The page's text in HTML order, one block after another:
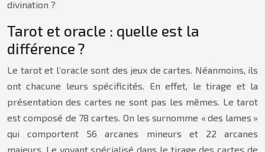
divination ?
Tarot et oracle : quelle est la
différence ?
Le tarot et l’oracle sont des jeux de cartes. Néanmoins, ils
ont chacune leurs spécificités. En effet, le tirage et la
présentation des cartes ne sont pas les mêmes. Le tarot
est composé de 78 cartes. On les surnomme « des lames »
qui comportent 56 arcanes mineurs et 22 arcanes
majeurs. Le voyant spécialisé dans le tirage des cartes de